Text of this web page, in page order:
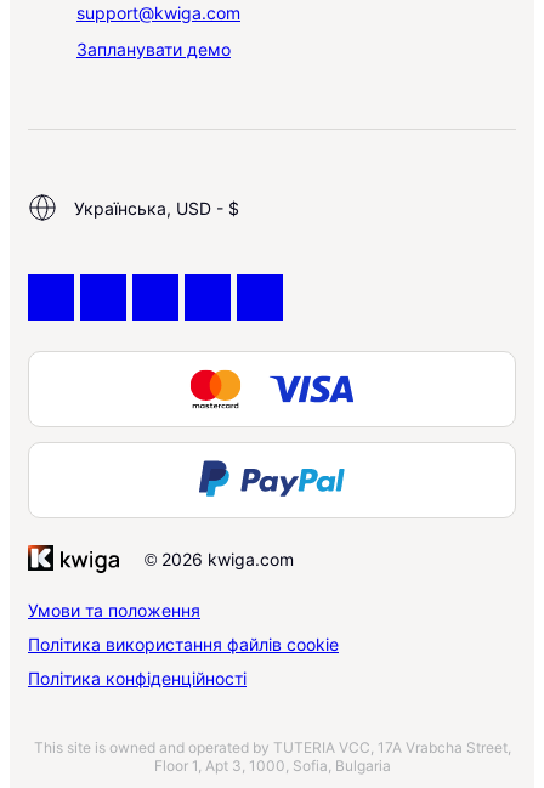
support@kwiga.com
Запланувати демо
Українська, USD - $
© 2026 kwiga.com
Умови та положення
Політика використання файлів cookie
Політика конфіденційності
This site is owned and operated by TUTERIA VCC, 17A Vrabcha Street,
Floor 1, Apt 3, 1000, Sofia, Bulgaria